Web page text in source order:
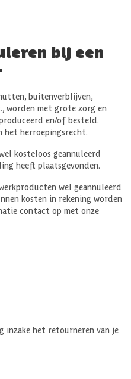
bij een
buitenverblijven,
worden met grote zorg en
en/of besteld.
het herroepingsrecht.
kosteloos geannuleerd
heeft plaatsgevonden.
wel geannuleerd
kosten in rekening worden
contact op met onze
inzake het retourneren van je